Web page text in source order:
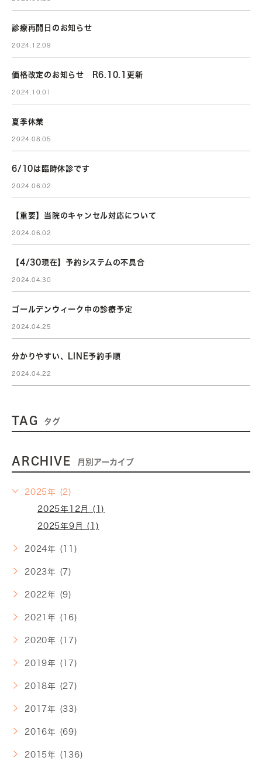
診療再開日のお知らせ
2024.12.09
価格改定のお知らせ R6.10.1更新
2024.10.01
夏季休業
2024.08.05
6/10は臨時休診です
2024.06.02
【重要】当院のキャンセル対応について
2024.06.02
【4/30現在】予約システムの不具合
2024.04.30
ゴールデンウィーク中の診療予定
2024.04.25
分かりやすい、LINE予約手順
2024.04.22
TAG タグ
ARCHIVE 月別アーカイブ
2025年 (2)
2025年12月 (1)
2025年9月 (1)
2024年 (11)
2023年 (7)
2022年 (9)
2021年 (16)
2020年 (17)
2019年 (17)
2018年 (27)
2017年 (33)
2016年 (69)
2015年 (136)